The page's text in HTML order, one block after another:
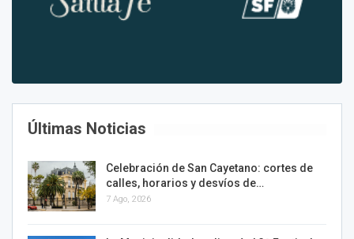
Últimas Noticias
Celebración de San Cayetano: cortes de
calles, horarios y desvíos de…
7 Ago, 2026